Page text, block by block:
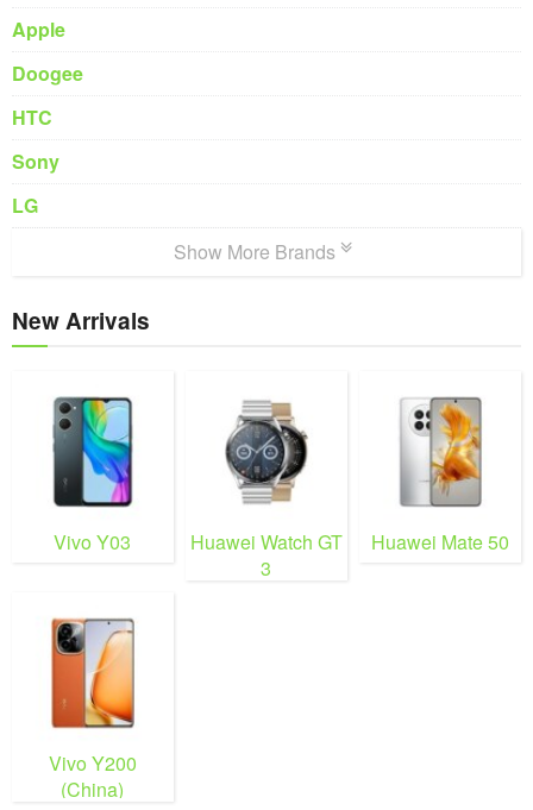
Apple
Doogee
HTC
Sony
LG
Show More Brands
New Arrivals
Vivo Y03
Huawei Watch GT
3
Huawei Mate 50
Vivo Y200
(China)